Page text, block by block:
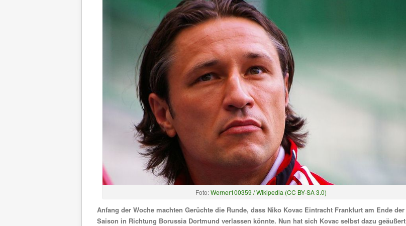
Foto:Werner100359 / Wikipedia (CC BY-SA 3.0)
Anfang der Woche machten Gerüchte die Runde, dass Niko Kovac Eintracht Frankfurt am Ende der
Saison in Richtung Borussia Dortmund verlassen könnte. Nun hat sich Kovac selbst dazu geäußert